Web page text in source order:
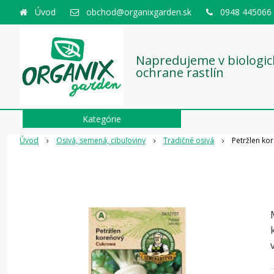
Napredujeme v
ochrane rastlín
Úvod obchod@organixgarden.sk 0948 445066
Úvod Osivá, semená, cibuľoviny Tradičné osivá Petržlen
Kategórie